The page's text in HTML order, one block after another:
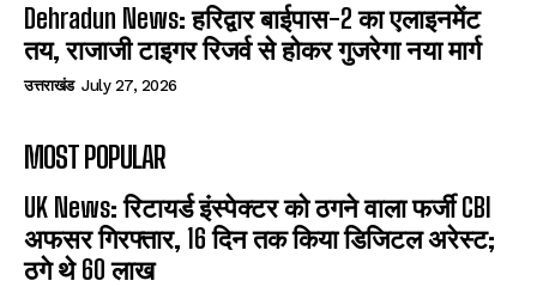
Dehradun News: हरिद्वार बाईपास-2 का एलाइनमेंट
तय, राजाजी टाइगर रिजर्व से होकर गुजरेगा नया मार्ग
उत्तराखंड July 27, 2026
MOST POPULAR
UK News: रिटायर्ड इंस्पेक्टर को ठगने वाला फर्जी CBI
अफसर गिरफ्तार, 16 दिन तक किया डिजिटल अरेस्ट;
ठगे थे 60 लाख